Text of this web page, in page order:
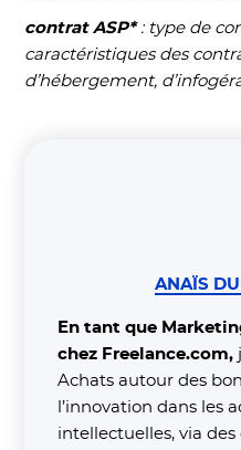
contrat ASP*: type de
caractéristiques des
d’hébergement,
ANAÏS
En tant que
chez Freelance.com,
Achats autour des
l’innovation dans les
intellectuelles, via